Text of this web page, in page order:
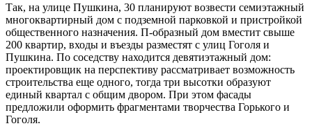
Так, на улице Пушкина, 30 планируют возвести семиэтажный
многоквартирный дом с подземной парковкой и пристройкой
общественного назначения. П-образный дом вместит свыше
200 квартир, входы и въезды разместят с улиц Гоголя и
Пушкина. По соседству находится девятиэтажный дом:
проектировщик на перспективу рассматривает возможность
строительства еще одного, тогда три высотки образуют
единый квартал с общим двором. При этом фасады
предложили оформить фрагментами творчества Горького и
Гоголя.